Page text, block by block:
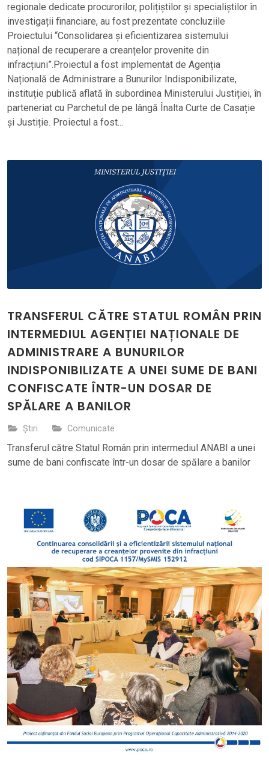
regionale dedicate procurorilor, polițiștilor și specialiștilor în
investigații financiare, au fost prezentate concluziile
Proiectului “Consolidarea și eficientizarea sistemului
național de recuperare a creanțelor provenite din
infracțiuni”.Proiectul a fost implementat de Agenția
Națională de Administrare a Bunurilor Indisponibilizate,
instituție publică aflată în subordinea Ministerului Justiției, în
parteneriat cu Parchetul de pe lângă Înalta Curte de Casație
și Justiție. Proiectul a fost...
TRANSFERUL CĂTRE STATUL ROMÂN PRIN
INTERMEDIUL AGENȚIEI NAȚIONALE DE
ADMINISTRARE A BUNURILOR
INDISPONIBILIZATE A UNEI SUME DE BANI
CONFISCATE ÎNTR-UN DOSAR DE
SPĂLARE A BANILOR
Știri Comunicate
Transferul către Statul Român prin intermediul ANABI a unei
sume de bani confiscate într-un dosar de spălare a banilor